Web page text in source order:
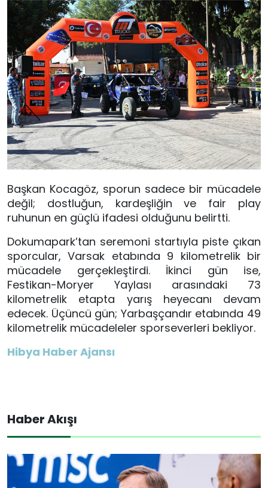
Başkan Kocagöz, sporun sadece bir mücadele
değil; dostluğun, kardeşliğin ve fair play
ruhunun en güçlü ifadesi olduğunu belirtti.
Dokumapark’tan seremoni startıyla piste çıkan
sporcular, Varsak etabında 9 kilometrelik bir
mücadele gerçekleştirdi. İkinci gün ise,
Festikan-Moryer Yaylası arasındaki 73
kilometrelik etapta yarış heyecanı devam
edecek. Üçüncü gün; Yarbaşçandır etabında 49
kilometrelik mücadeleler sporseverleri bekliyor.
Hibya Haber Ajansı
Haber Akışı